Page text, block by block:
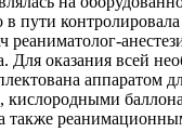
в пути
реаниматолог-
Для оказания всей
аппаратом
кислородными
также